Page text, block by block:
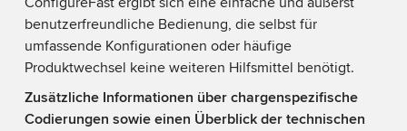
benutzerfreundliche Bedienung, die selbst für
umfassende Konfigurationen oder häufige
Produktwechsel keine weiteren Hilfsmittel benötigt.
Zusätzliche Informationen über chargenspezifische
Codierungen sowie einen Überblick der technischen